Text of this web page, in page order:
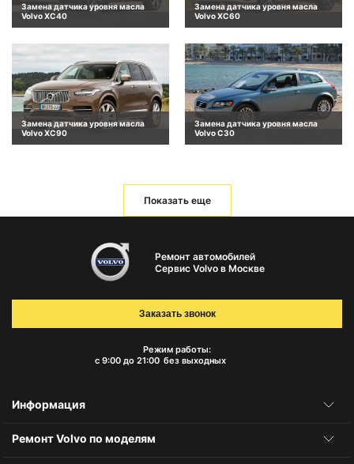
Замена датчика уровня масла
Volvo XC40
Замена датчика уровня масла
Volvo XC60
Замена датчика уровня масла
Volvo XC90
Замена датчика уровня масла
Volvo C30
Показать еще
Ремонт автомобилей
Сервис Volvo в Москве
Режим работы:
с 9:00 до 21:00 без выходных
Заказать звонок
Информация
Ремонт Volvo по моделям